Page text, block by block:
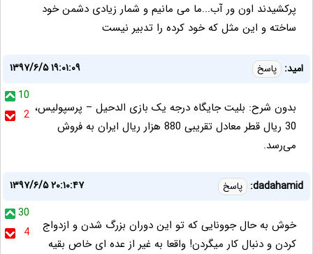
پرکشیدند اون ور آب...ما می مانیم و شمار زیادی دشمن خود
ساخته و این مثل که خود کرده را تدبیر نیست
امید: پاسخ
۱۳۹۷/۶/۵ ۱۹:۰۱:۰۹
10
2 بدون شرح: بلیت جایگاه درجه یک بازی الدحیل – پرسپولیس،
30 ریال قطر معادل تقریبی 880 هزار ریال ایران به فروش
می‌رسد.
dadahamid: پاسخ
۱۳۹۷/۶/۵ ۲۰:۱۰:۴۷
30
4
خوش به حال جوونایی که تو این دوران بزرگ شدن و ازدواج
کردن و دنبال کار میگردن! واقعا به غیر از عده ای خاص بقیه